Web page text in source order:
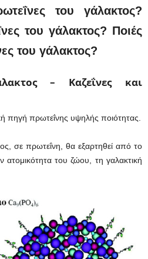
του γάλακτος?
του γάλακτος? Ποιές
του γάλακτος?
– Καζεΐνες και
πηγή πρωτεΐνης υψηλής ποιότητας.
σε πρωτεΐνη, θα εξαρτηθεί από το
του ζώου, τη γαλακτική